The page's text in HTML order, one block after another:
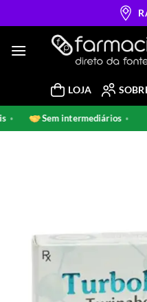
to
LOJA
Sem intermediários